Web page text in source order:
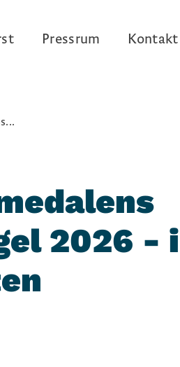
Pressrum Kontakt
2026 - i